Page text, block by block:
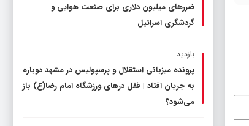
ضررهای میلیون دلاری برای صنعت هوایی و
گردشگری اسرائیل
بازدید:
پرونده میزبانی استقلال و پرسپولیس در مشهد دوباره
به جریان افتاد | قفل در‌های ورزشگاه امام رضا(ع) باز
می‌شود؟